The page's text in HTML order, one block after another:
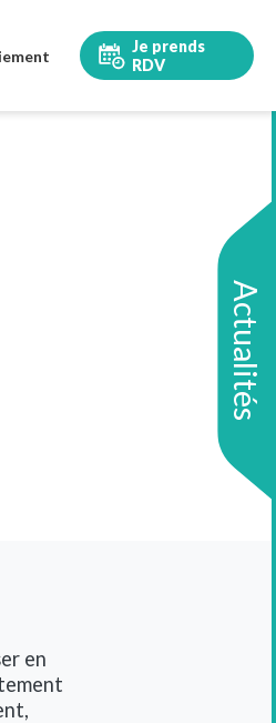
Je prends
RDV
Actualités
en